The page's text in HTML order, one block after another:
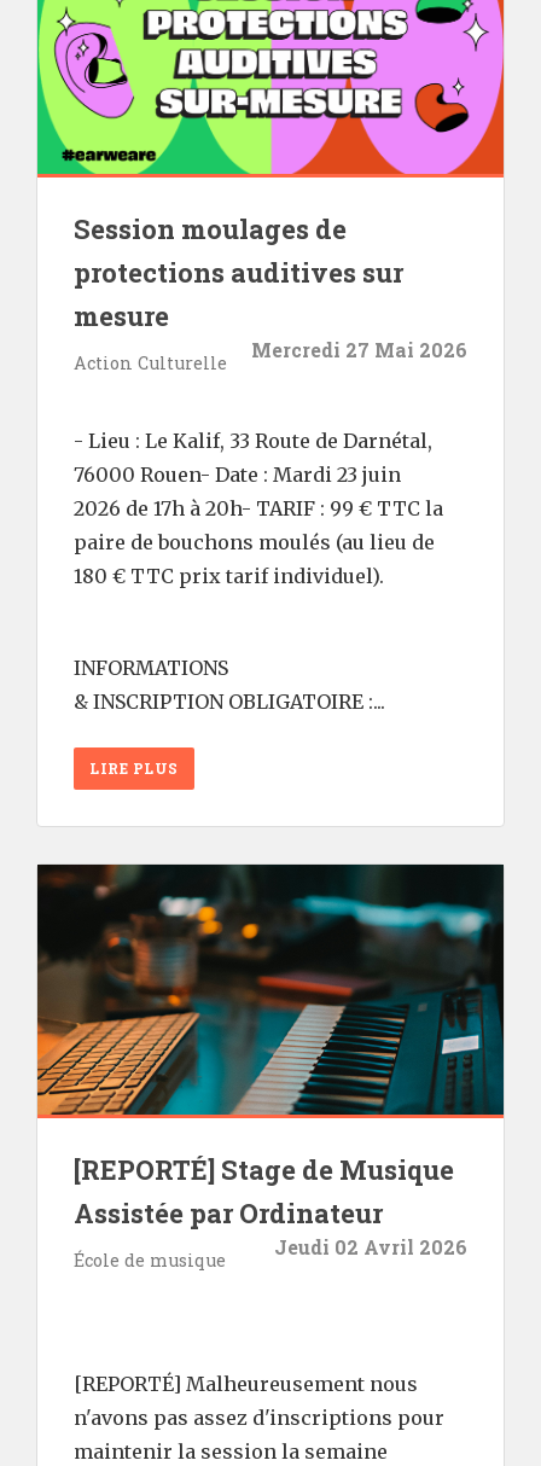
Session moulages de
protections auditives sur
mesure
Action Culturelle
Mercredi 27 Mai 2026
- Lieu : Le Kalif, 33 Route de Darnétal,
76000 Rouen- Date : Mardi 23 juin
2026 de 17h à 20h- TARIF : 99 € TTC la
paire de bouchons moulés (au lieu de
180 € TTC prix tarif individuel).
INFORMATIONS
& INSCRIPTION OBLIGATOIRE :...
LIRE PLUS
[REPORTÉ] Stage de Musique
Assistée par Ordinateur
École de musique
Jeudi 02 Avril 2026
[REPORTÉ] Malheureusement nous
n'avons pas assez d'inscriptions pour
maintenir la session la semaine